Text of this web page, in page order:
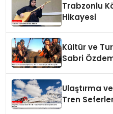
Trabzonlu
Hikayesi
Kültür ve
Sabri
Ulaştırma
Tren